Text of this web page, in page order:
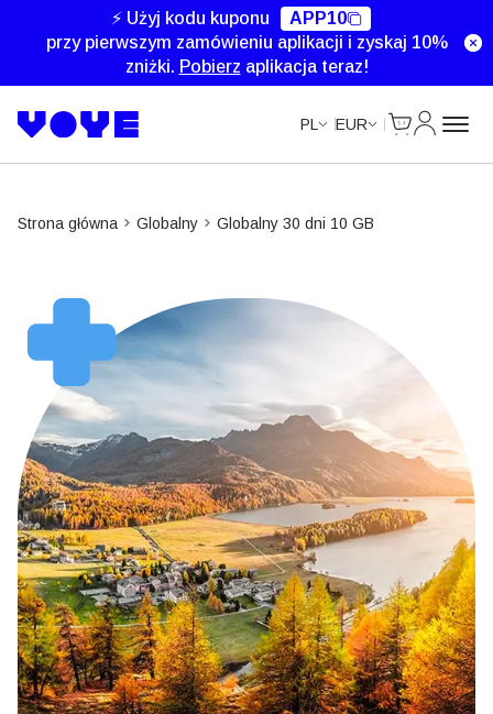
⚡ Użyj kodu kuponu
APP10
przy pierwszym zamówieniu aplikacji i zyskaj 10%
zniżki. Pobierz aplikacja teraz!
PL EUR
Strona główna Globalny Globalny 30 dni 10 GB